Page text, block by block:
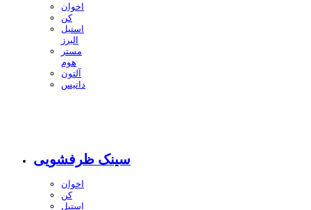
اخوان
کن
استیل
البرز
مستر
هوم
آلتون
داتیس
سینک ظرفشویی
اخوان
کن
استیل